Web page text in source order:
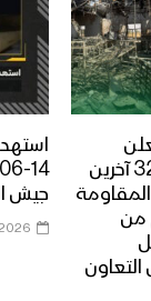
استشهاد 20 منتسباً وإصابة 32 آخرين
من
جيش